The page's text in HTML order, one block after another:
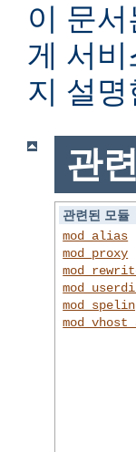
이 문
게 서
지 설명
관
관련된 모듈
mod_alias
mod_proxy